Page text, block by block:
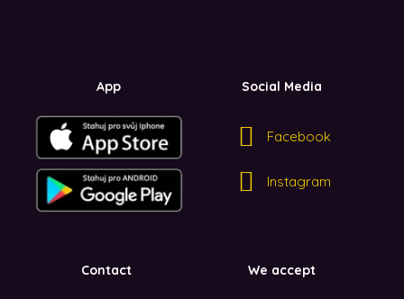
App Social Media
Facebook
Instagram
Contact We accept